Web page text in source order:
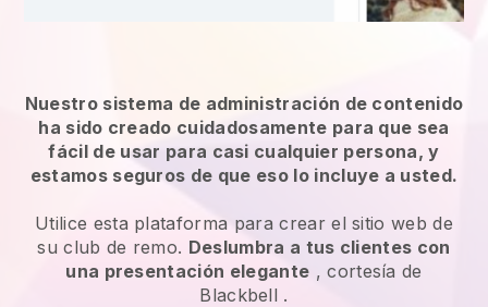
Nuestro sistema de administración de contenido
ha sido creado cuidadosamente para que sea
fácil de usar para casi cualquier persona, y
estamos seguros de que eso lo incluye a usted.
Utilice esta plataforma para crear el sitio web de
su club de remo. Deslumbra a tus clientes con
una presentación elegante , cortesía de
Blackbell .